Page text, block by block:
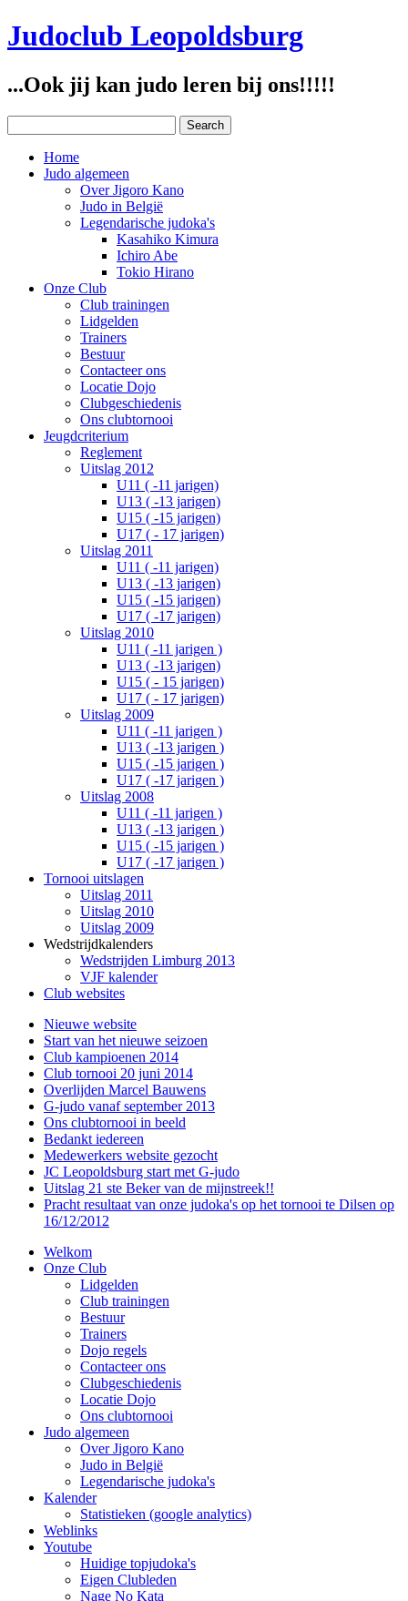
Judoclub Leopoldsburg
...Ook jij kan judo leren bij ons!!!!!
Home
Judo algemeen
Over Jigoro Kano
Judo in België
Legendarische judoka's
Kasahiko Kimura
Ichiro Abe
Tokio Hirano
Onze Club
Club trainingen
Lidgelden
Trainers
Bestuur
Contacteer ons
Locatie Dojo
Clubgeschiedenis
Ons clubtornooi
Jeugdcriterium
Reglement
Uitslag 2012
U11 ( -11 jarigen)
U13 ( -13 jarigen)
U15 ( -15 jarigen)
U17 ( - 17 jarigen)
Uitslag 2011
U11 ( -11 jarigen)
U13 ( -13 jarigen)
U15 ( -15 jarigen)
U17 ( -17 jarigen)
Uitslag 2010
U11 ( -11 jarigen )
U13 ( -13 jarigen)
U15 ( - 15 jarigen)
U17 ( - 17 jarigen)
Uitslag 2009
U11 ( -11 jarigen )
U13 ( -13 jarigen )
U15 ( -15 jarigen )
U17 ( -17 jarigen )
Uitslag 2008
U11 ( -11 jarigen )
U13 ( -13 jarigen )
U15 ( -15 jarigen )
U17 ( -17 jarigen )
Tornooi uitslagen
Uitslag 2011
Uitslag 2010
Uitslag 2009
Wedstrijdkalenders
Wedstrijden Limburg 2013
VJF kalender
Club websites
Nieuwe website
Start van het nieuwe seizoen
Club kampioenen 2014
Club tornooi 20 juni 2014
Overlijden Marcel Bauwens
G-judo vanaf september 2013
Ons clubtornooi in beeld
Bedankt iedereen
Medewerkers website gezocht
JC Leopoldsburg start met G-judo
Uitslag 21 ste Beker van de mijnstreek!!
Pracht resultaat van onze judoka's op het tornooi te Dilsen op
16/12/2012
Welkom
Onze Club
Lidgelden
Club trainingen
Bestuur
Trainers
Dojo regels
Contacteer ons
Clubgeschiedenis
Locatie Dojo
Ons clubtornooi
Judo algemeen
Over Jigoro Kano
Judo in België
Legendarische judoka's
Kalender
Statistieken (google analytics)
Weblinks
Youtube
Huidige topjudoka's
Eigen Clubleden
Nage No Kata